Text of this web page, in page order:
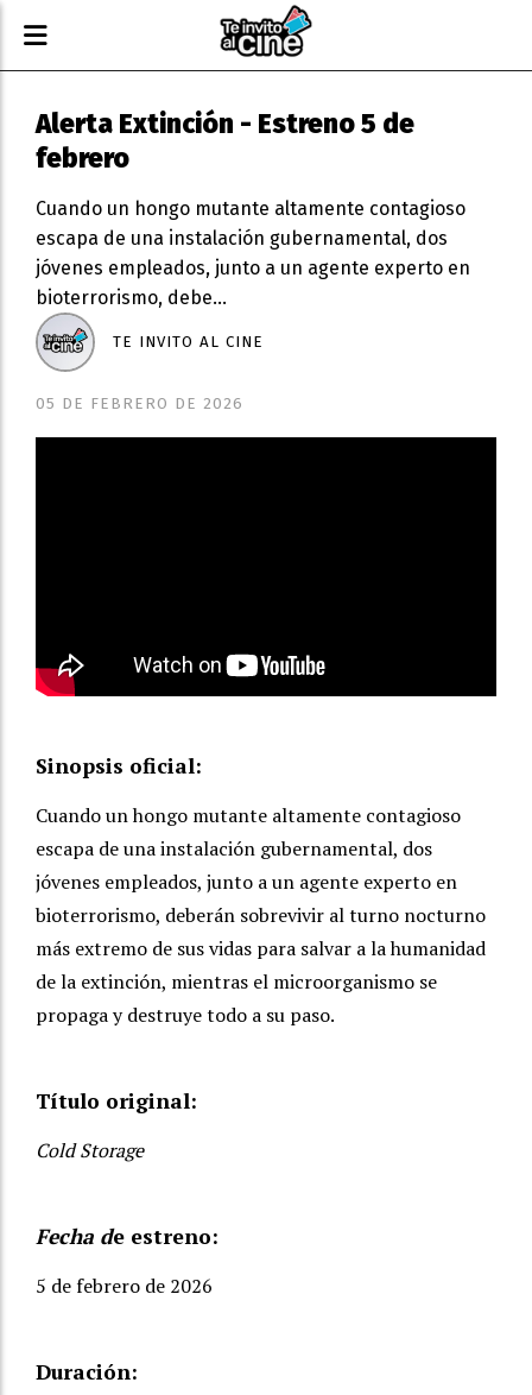
Alerta Extinción - Estreno 5 de
febrero
Cuando un hongo mutante altamente contagioso
escapa de una instalación gubernamental, dos
jóvenes empleados, junto a un agente experto en
bioterrorismo, debe...
05 DE FEBRERO DE 2026
TE INVITO AL CINE
Sinopsis oficial:
Cuando un hongo mutante altamente contagioso
escapa de una instalación gubernamental, dos
jóvenes empleados, junto a un agente experto en
bioterrorismo, deberán sobrevivir al turno nocturno
más extremo de sus vidas para salvar a la humanidad
de la extinción, mientras el microorganismo se
propaga y destruye todo a su paso.
Título original:
Cold Storage
Fecha de estreno:
5 de febrero de 2026
Duración: